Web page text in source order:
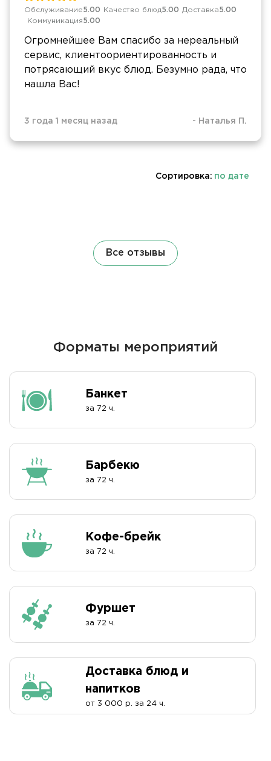
Обслуживание5.00 Качество блюд5.00 Доставка5.00
Коммуникация5.00
Огромнейшее Вам спасибо за нереальный
сервис, клиентоориентированность и
потрясающий вкус блюд. Безумно рада, что
нашла Вас!
3 года 1 месяц назад - Наталья П.
Сортировка: по дате
Все отзывы
Форматы мероприятий
Банкет
за 72 ч.
Барбекю
за 72 ч.
Кофе-брейк
за 72 ч.
Фуршет
за 72 ч.
Доставка блюд и
напитков
от 3 000 р. за 24 ч.